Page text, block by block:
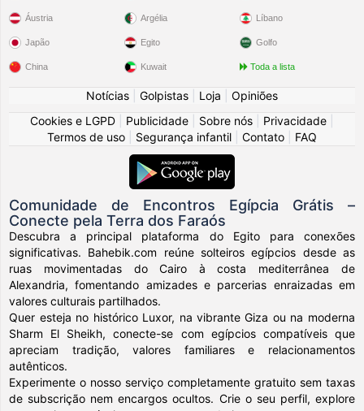
Áustria
Japão
China
Argélia
Egito
Kuwait
Líbano
Golfo
Toda a lista
Notícias Golpistas Loja
Opiniões
Cookies e LGPD
Publicidade Sobre nós Privacidade
Termos de uso
Segurança infantil Contato FAQ
Comunidade de Encontros Egípcia Grátis –
Conecte pela Terra dos Faraós
Descubra a principal plataforma do Egito para conexões
significativas. Bahebik.com reúne solteiros egípcios desde as
ruas movimentadas do Cairo à costa mediterrânea de
Alexandria, fomentando amizades e parcerias enraizadas em
valores culturais partilhados.
Quer esteja no histórico Luxor, na vibrante Giza ou na moderna
Sharm El Sheikh, conecte-se com egípcios compatíveis que
apreciam tradição, valores familiares e relacionamentos
autênticos.
Experimente o nosso serviço completamente gratuito sem taxas
de subscrição nem encargos ocultos. Crie o seu perfil, explore